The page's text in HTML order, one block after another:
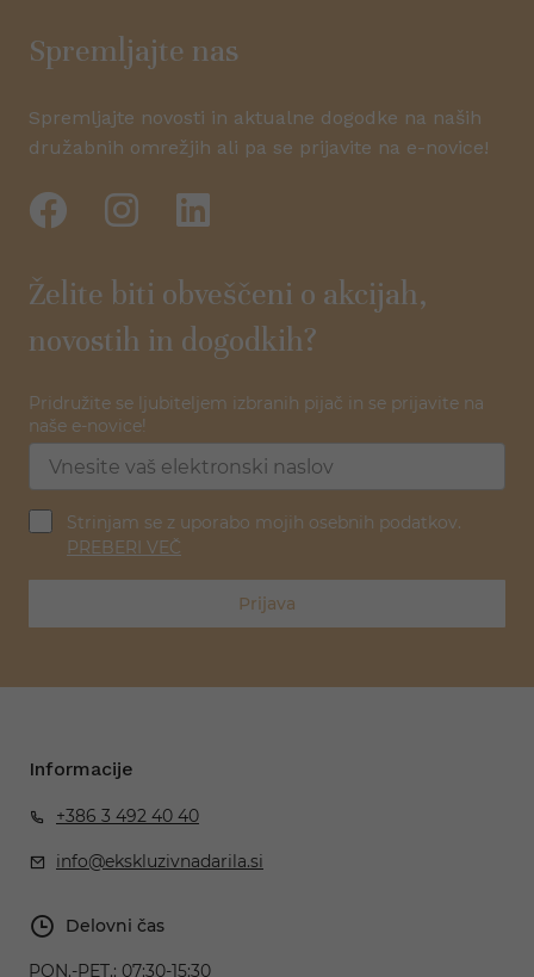
Spremljajte nas
Spremljajte novosti in aktualne dogodke na naših
družabnih omrežjih ali pa se prijavite na e-novice!
Želite biti obveščeni o akcijah,
novostih in dogodkih?
Pridružite se ljubiteljem izbranih pijač in se prijavite na
naše e-novice!
Strinjam se z uporabo mojih osebnih podatkov.
PREBERI VEČ
Prijava
Informacije
+386 3 492 40 40
info@ekskluzivnadarila.si
Delovni čas
PON.-PET.: 07:30-15:30